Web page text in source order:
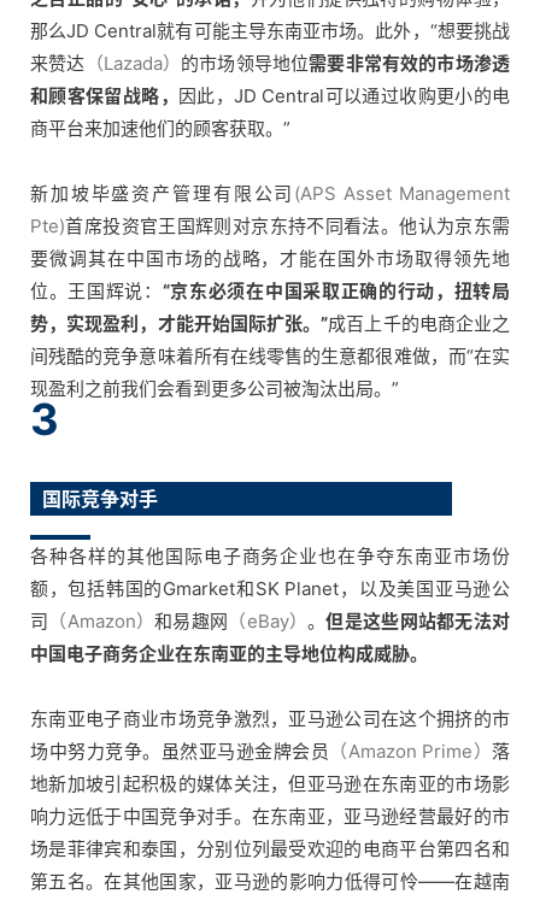
推
广
运
实
战
分
享
案
例
解
操
盘
手
C
b
干
货
精
选
那么JD Central就有可能主导东南亚市场。此外，“想要挑战
来赞达 （Lazada） 的市场领导地位需要非常有效的市场渗透
和顾客保留战略， 因此，JD Central可以通过收购更小的电
商平台来加速他们的顾客获取。”
新加坡毕盛资产管理有限公司 (APS Asset Management
Pte)首席投资官王国辉则对京东持不同看法。他认为京东需
要微调其在中国市场的战略，才能在国外市场取得领先地
位。王国辉说： “京东必须在中国采取正确的行动，扭转局
势，实现盈利，才能开始国际扩张。”成百上千的电商企业之
间残酷的竞争意味着所有在线零售的生意都很难做，而“在实
现盈利之前我们会看到更多公司被淘汰出局。”
3
国际竞争对手
各种各样的其他国际电子商务企业也在争夺东南亚市场份
额，包括韩国的Gmarket和SK Planet，以及美国亚马逊公
司 （Amazon）和易趣网 （eBay）。但是这些网站都无法对
中国电子商务企业在东南亚的主导地位构成威胁。
东南亚电子商业市场竞争激烈，亚马逊公司在这个拥挤的市
场中努力竞争。虽然亚马逊金牌会员
（Amazon Prime） 落
地新加坡引起积极的媒体关注，但亚马逊在东南亚的市场影
响力远低于中国竞争对手。在东南亚，亚马逊经营最好的市
场是菲律宾和泰国，分别位列最受欢迎的电商平台第四名和
第五名。在其他国家，亚马逊的影响力低得可怜——在越南